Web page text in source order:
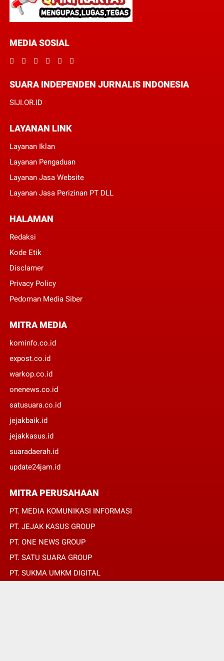
MEDIA SOSIAL
SUARA INDEPENDEN JURNALIS INDONESIA
SIJI.OR.ID
LAYANAN LINK
Layanan Iklan
Layanan Pengaduan
Layanan Jasa Website
Layanan Jasa Perizinan PT DLL
HALAMAN
Redaksi
Kode Etik
Disclamer
Privacy Policy
Pedoman Media Siber
MITRA MEDIA
kominfo.co.id
expost.co.id
warkop.co.id
onenews.co.id
satusuara.co.id
jejakbaik.id
jejakkasus.id
suaradaerah.id
update24jam.id
MITRA PERUSAHAAN
PT. MEDIA KOMUNIKASI INFORMASI
PT. JEJAK KASUS GROUP
PT. ONE NEWS GROUP
PT. SATU SUARA GROUP
PT. SUKMA UMKM DIGITAL